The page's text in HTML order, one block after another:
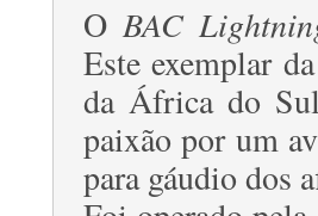
O BAC
Este exemplar
da África do
paixão por um
para gáudio dos